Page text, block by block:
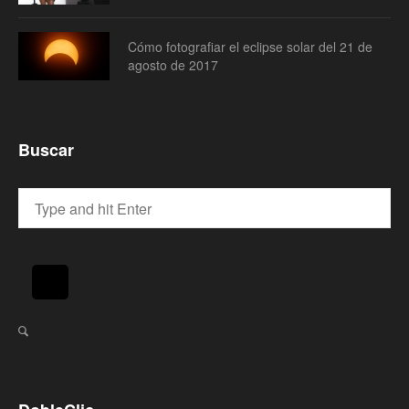
Cómo fotografiar el eclipse solar del 21 de
agosto de 2017
Buscar